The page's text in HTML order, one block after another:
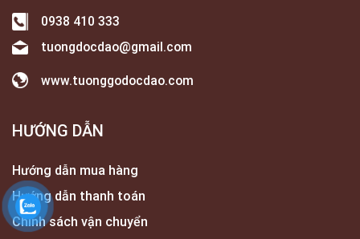
0938 410 333
tuongdocdao@gmail.com
www.tuonggodocdao.com
HƯỚNG DẪN
Hướng dẫn mua hàng
Hướng dẫn thanh toán
Chính sách vận chuyển